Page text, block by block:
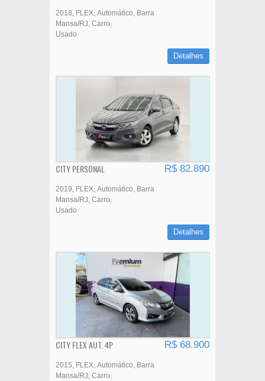
2018 FLEX Automático
Barra
Mansa/RJ Carro
Usado
Detalhes
CITY PERSONAL R$ 82.890
2019 FLEX Automático
Barra
Mansa/RJ Carro
Usado
Detalhes
CITY FLEX AUT. 4P R$ 68.900
2015 FLEX Automático
Barra
Mansa/RJ Carro